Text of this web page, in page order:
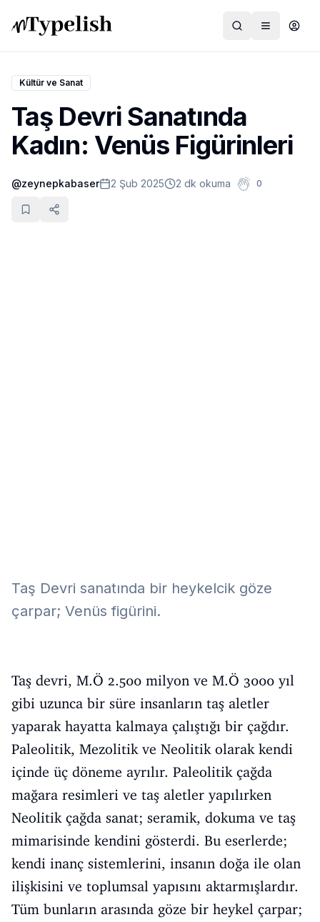
Dünya
Film ve Dizi
Kültür ve Sanat
Sağlık
Kültür ve Sanat
Taş Devri Sanatında
Kadın: Venüs Figürinleri
@zeynepkabaser 2 Şub 2025 2 dk okuma 0
Taş Devri sanatında bir heykelcik göze
çarpar; Venüs figürini.
Taş devri, M.Ö 2.500 milyon ve M.Ö 3000 yıl
gibi uzunca bir süre insanların taş aletler
yaparak hayatta kalmaya çalıştığı bir çağdır.
Paleolitik, Mezolitik ve Neolitik olarak kendi
içinde üç döneme ayrılır. Paleolitik çağda
mağara resimleri ve taş aletler yapılırken
Neolitik çağda sanat; seramik, dokuma ve taş
mimarisinde kendini gösterdi. Bu eserlerde;
kendi inanç sistemlerini, insanın doğa ile olan
ilişkisini ve toplumsal yapısını aktarmışlardır.
Tüm bunların arasında göze bir heykel çarpar;